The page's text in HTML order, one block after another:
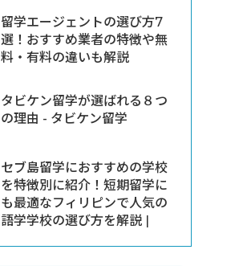
留学エージェントの選び方7
選！おすすめ業者の特徴や無
料・有料の違いも解説
タビケン留学が選ばれる８つ
の理由 - タビケン留学
セブ島留学におすすめの学校
を特徴別に紹介！短期留学に
も最適なフィリピンで人気の
語学学校の選び方を解説 |